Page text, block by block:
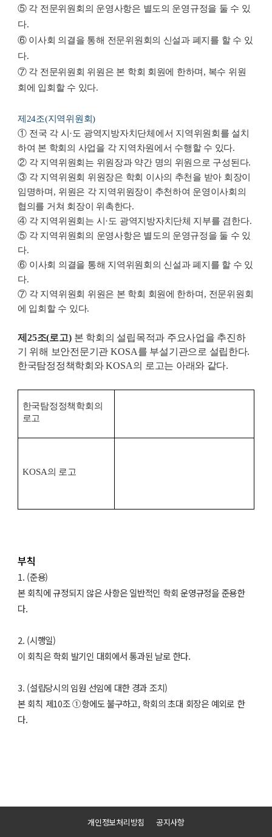
⑤ 각 전문위원회의 운영사항은 별도의 운영규정을 둘 수 있
다.
⑥ 이사회 의결을 통해 전문위원회의 신설과 폐지를 할 수 있
다.
⑦ 각 전문위원회 위원은 본 학회 회원에 한하며, 복수 위원
회에 입회할 수 있다.
제24조(지역위원회)
① 전국 각 시 ·도 광역지방자치단체에서 지역위원회를 설치
하여 본 학회의 사업을 각 지역차원에서 수행할 수 있다.
② 각 지역위원회는 위원장과 약간 명의 위원으로 구성된다.
③ 각 지역위원회 위원장은 학회 이사의 추천을 받아 회장이
임명하며 , 위원은 각 지역위원장이 추천하여 운영이사회의
협의를 거쳐 회장이 위촉한다.
④ 각 지역위원회는 시 ·도 광역지방자치단체 지부를 겸한다.
⑤ 각 지역위원회의 운영사항은 별도의 운영규정을 둘 수 있
다.
⑥ 이사회 의결을 통해 지역위원회의 신설과 폐지를 할 수 있
다.
⑦ 각 지역위원회 위원은 본 학회 회원에 한하며 , 전문위원회
에 입회할 수 있다.
제 25조(로고) 본 학회의 설립목적과 주요사업을 추진하
기 위해 보안전문기관 KOSA를 부설기관으로 설립한다.
한국탐정정책학회와KOSA의 로고는 아래와 같다.
한국탐정정책학회의
로고
KOSA의 로고
부칙
1. (준용)
본 회칙에 규정되지 않은 사항은 일반적인 학회 운영규정을 준용한
다.
2. (시행일)
이 회칙은 학회 발기인 대회에서 통과된 날로 한다.
3. (설립당시의 임원 선임에 대한 경과 조치)
본 회칙 제10조 ①항에도 불구하고, 학회의 초대 회장은 예외로 한
다.
개인정보처리방침 공지사항